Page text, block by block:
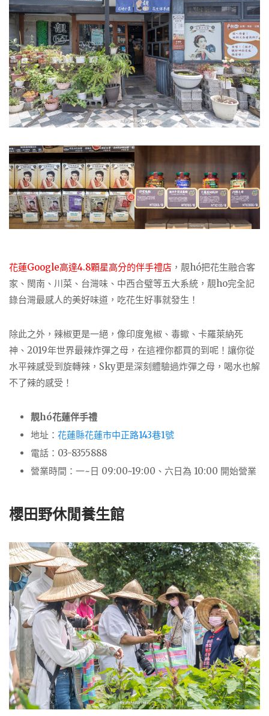
花蓮Google高達4.8顆星高分的伴手禮店 ，靚hó把花生融合客
家、閩南、川菜、台灣味、中西合璧等五大系統，靚ho完全記
錄台灣最感人的美好味道，吃花生好事就發生！
除此之外，辣椒更是一絕，像印度鬼椒、毒蠍、卡羅萊納死
神、2019年世界最辣炸彈之母，在這裡你都買的到呢！讓你從
水平辣感受到旋轉辣，Sky更是深刻體驗過炸彈之母，喝水也解
不了辣的感受！
靚hó花蓮伴手禮
地址： 花蓮縣花蓮市中正路143巷1號
電話：03-8355888
營業時間：一~日 09:00~19:00、六日為 10:00 開始營業
櫻田野休閒養生館